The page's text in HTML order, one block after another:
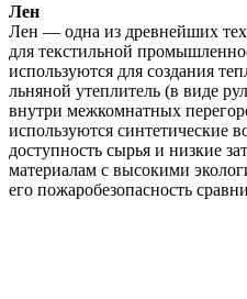
Лен
Лен — одна из древнейших
для текстильной
используются для создания
льняной утеплитель (в виде
внутри межкомнатных
используются синтетические
доступность сырья и низкие
материалам с высокими
его пожаробезопасность